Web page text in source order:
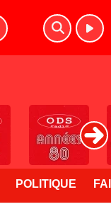
POLITIQUE